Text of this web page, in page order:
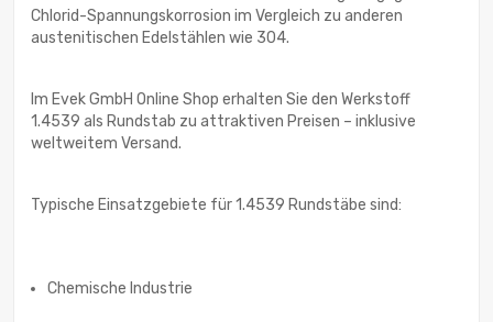
Chlorid-Spannungskorrosion im Vergleich zu anderen
austenitischen Edelstählen wie 304.
Im Evek GmbH Online Shop erhalten Sie den Werkstoff
1.4539 als Rundstab zu attraktiven Preisen – inklusive
weltweitem Versand.
Typische Einsatzgebiete für 1.4539 Rundstäbe sind:
Chemische Industrie